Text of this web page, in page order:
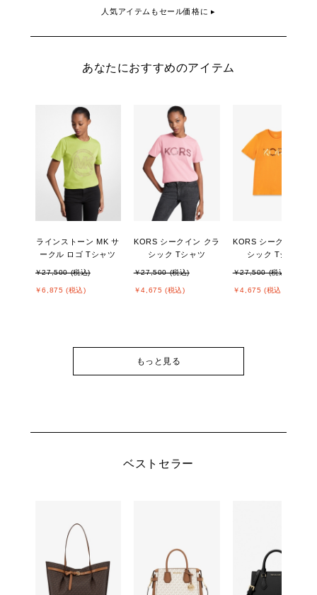
人気アイテムもセール価格に ▸
あなたにおすすめのアイテム
ラインストーン MK サ
ークル ロゴ Tシャツ
￥27,500 (税込)
￥6,875 (税込)
KORS シークイン クラ
シック Tシャツ
￥27,500 (税込)
￥4,675 (税込)
KORS シークイン ク
シック Tシャツ
￥27,500 (税込)
￥4,675 (税込)
もっと見る
ベストセラー